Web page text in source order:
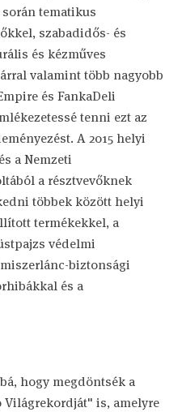
tematikus
szabadidős- és
és kézműves
valamint több nagyobb
és FankaDeli
tenni ezt az
A 2015 helyi
a Nemzeti
a résztvevőknek
többek között helyi
termékekkel, a
védelmi
biztonsági
és a
hogy megdöntsék a
Világrekordját" is, amelyre